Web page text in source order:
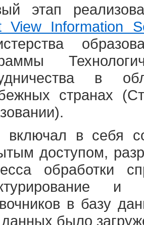
этап
View Information
в
странах
включал в себя
доступом,
обработки
и
в базу
было